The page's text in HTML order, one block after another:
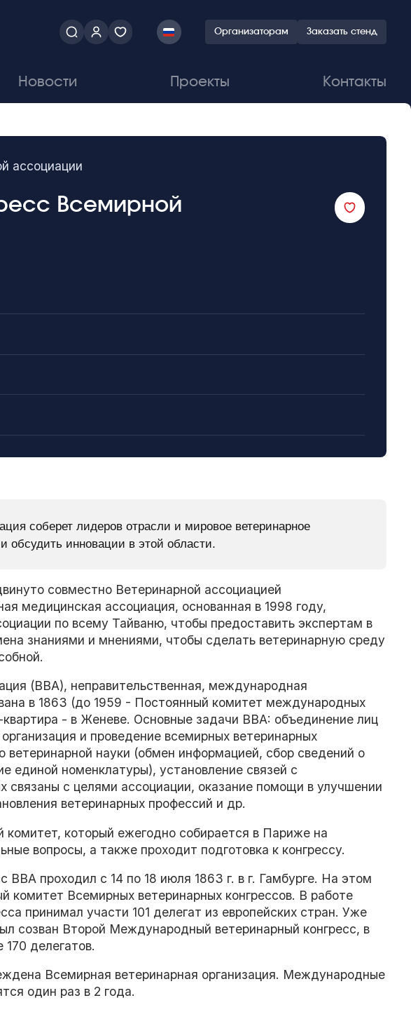
Организаторам Заказать стенд
Новости Проекты Контакты
ассоциации
Всемирной
соберет лидеров отрасли и мировое ветеринарное
обсудить инновации в этой области.
совместно Ветеринарной ассоциацией
медицинская ассоциация, основанная в 1998 году,
по всему Тайваню, чтобы предоставить экспертам в
знаниями и мнениями, чтобы сделать ветеринарную среду
(ВВА), неправительственная, международная
в 1863 (до 1959 - Постоянный комитет международных
- в Женеве. Основные задачи ВВА: объединение лиц
и проведение всемирных ветеринарных
ветеринарной науки (обмен информацией, сбор сведений о
единой номенклатуры), установление связей с
связаны с целями ассоциации, оказание помощи в улучшении
ветеринарных профессий и др.
который ежегодно собирается в Париже на
вопросы, а также проходит подготовка к конгрессу.
проходил с 14 по 18 июля 1863 г. в г. Гамбурге. На этом
комитет Всемирных ветеринарных конгрессов. В работе
принимал участи 101 делегат из европейских стран. Уже
созван Второй Международный ветеринарный конгресс, в
170 делегатов.
Всемирная ветеринарная организация. Международные
один раз в 2 года.